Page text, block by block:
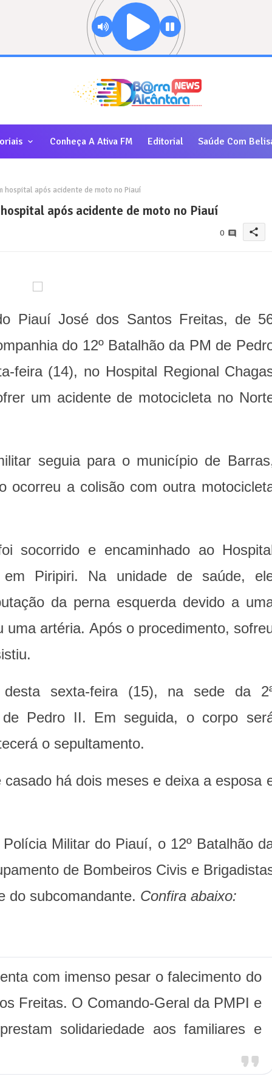
Conheça A Ativa FM Editorial Saúde Com
após acidente de moto no Piauí
após acidente de moto no Piauí
0 share
Piauí José dos Santos Freitas, de
do 12º Batalhão da PM de
feira (14), no Hospital Regional
um acidente de motocicleta no
seguia para o município de
ocorreu a colisão com outra
socorrido e encaminhado ao
em Piripiri. Na unidade de saúde,
da perna esquerda devido a
artéria. Após o procedimento,
sexta-feira (15), na sede da
Pedro II. Em seguida, o corpo
o sepultamento.
há dois meses e deixa a esposa
Militar do Piauí, o 12º Batalhão
de Bombeiros Civis e
do subcomandante. Confira abaixo:
com imenso pesar o falecimento do
Freitas. O Comando-Geral da PMPI e
solidariedade aos familiares e